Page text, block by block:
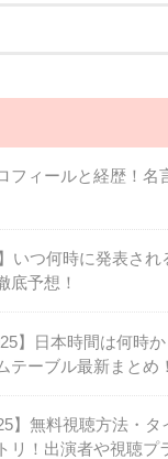
フィールと経歴！名
いつ何時に発表され
底予想！
】日本時間は何時
テーブル最新まとめ！
】無料視聴方法・
リ！出演者や視聴プ